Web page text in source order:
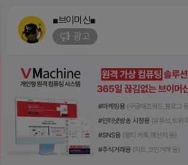
■브이머신■
광고